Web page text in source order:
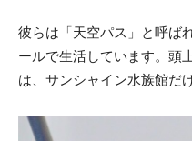
彼らは「天空パス」と呼ば
ールで生活しています。頭
は、サンシャイン水族館だ